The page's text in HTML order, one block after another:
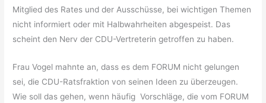
Mitglied des Rates und der Ausschüsse, bei wichtigen Themen
nicht informiert oder mit Halbwahrheiten abgespeist. Das
scheint den Nerv der CDU-Vertreterin getroffen zu haben.
Frau Vogel mahnte an, dass es dem FORUM nicht gelungen
sei, die CDU-Ratsfraktion von seinen Ideen zu überzeugen.
Wie soll das gehen, wenn häufig Vorschläge, die vom FORUM